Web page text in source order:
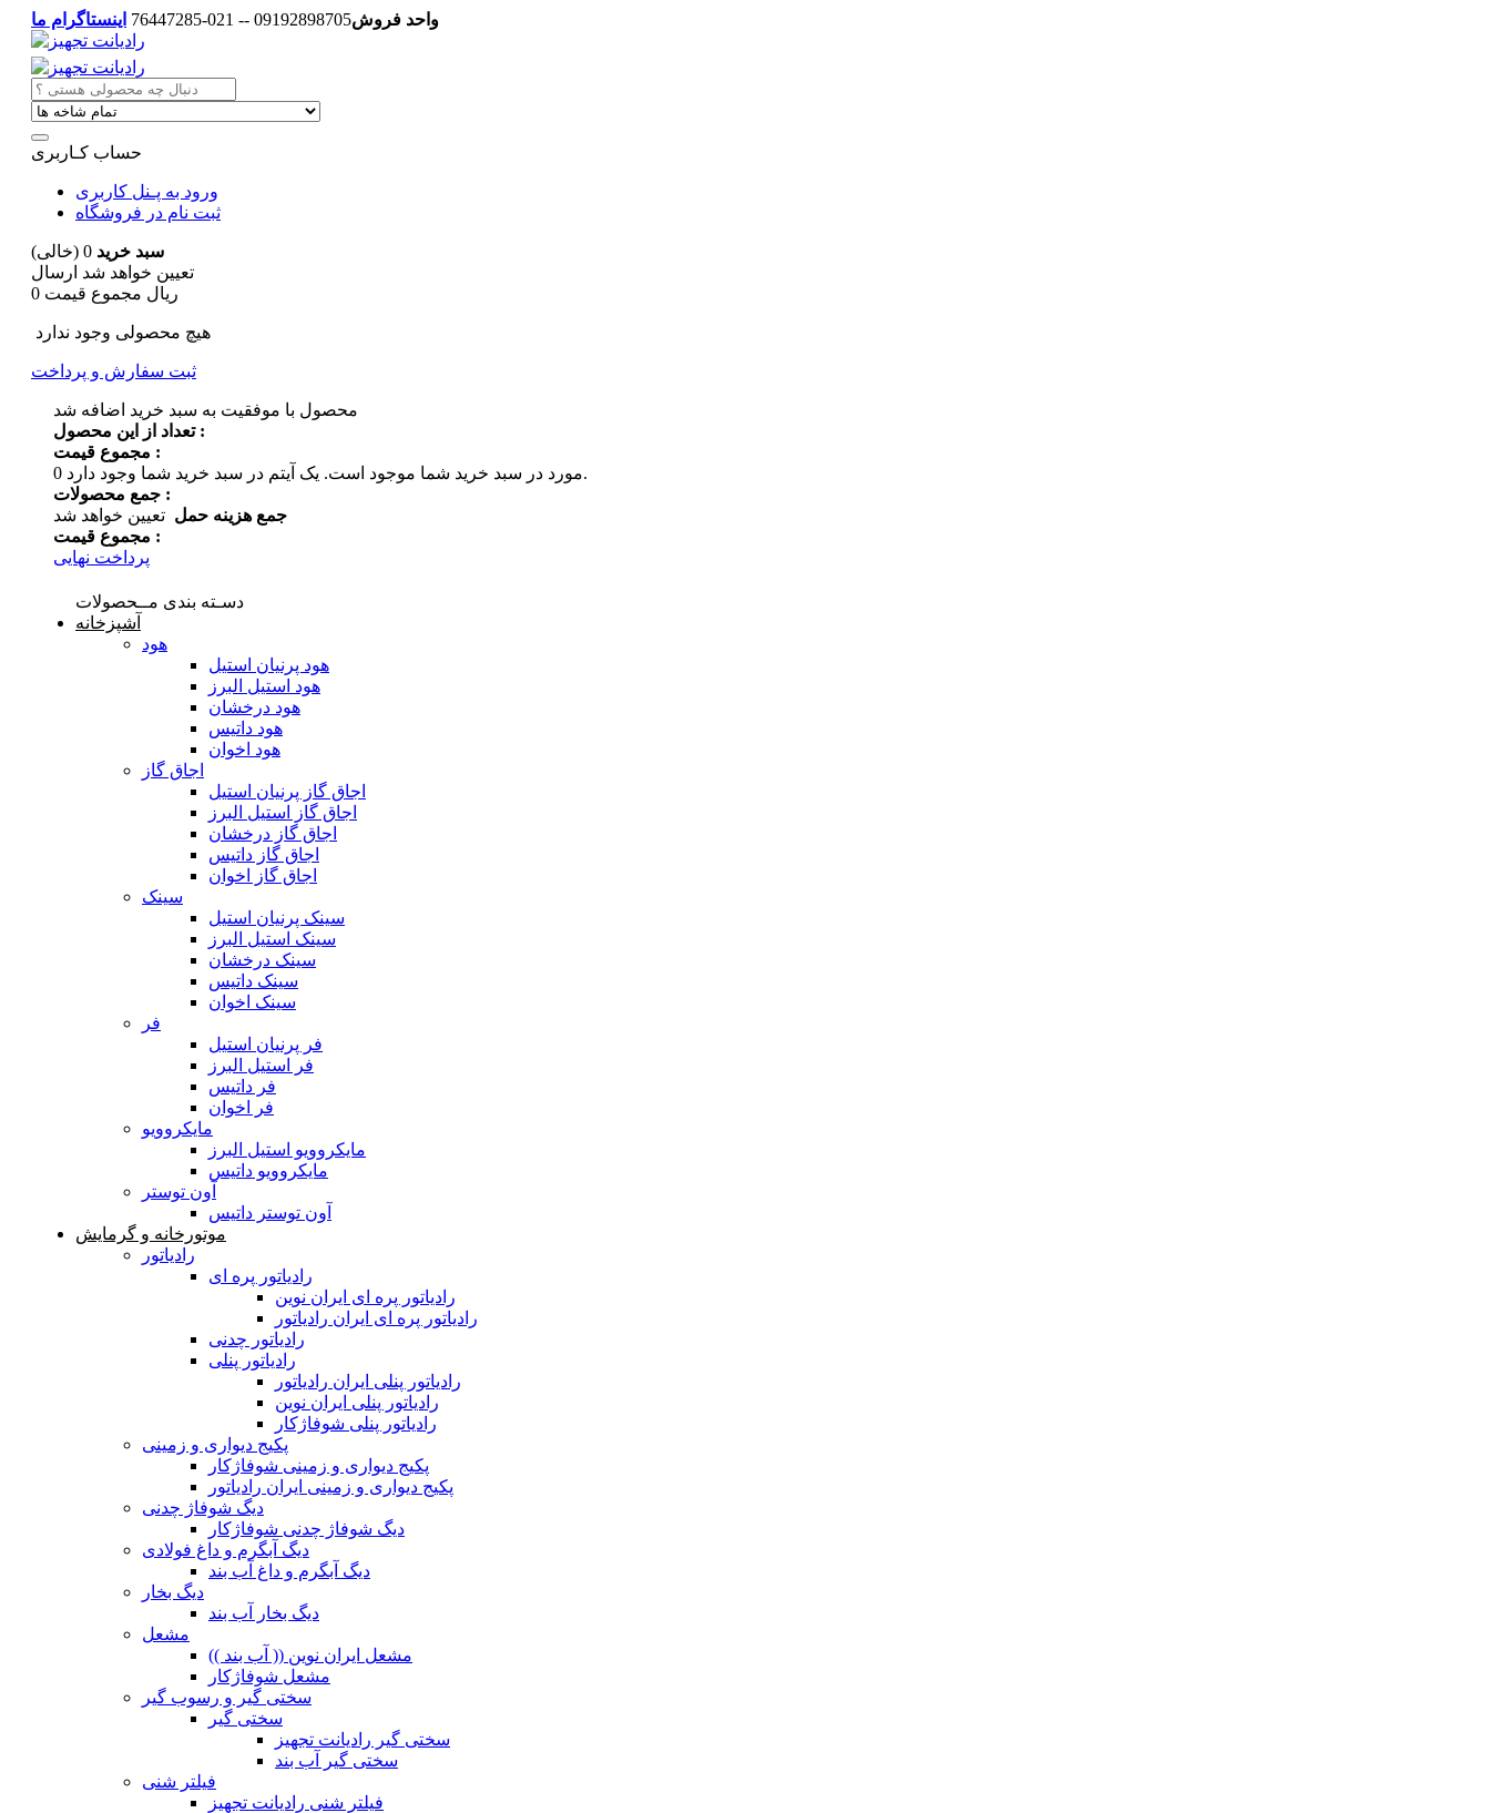
واحد فروش09192898705 -- 021-76447285 اینستاگرام ما
حساب کـاربری
ورود به پـنل کاربری
ثبت نام در فروشگاه
سبد خرید 0 (خالی)
تعیین خواهد شد ارسال
0 ریال مجموع قیمت
هیچ محصولی وجود ندارد
ثبت سفارش و پرداخت
محصول با موفقیت به سبد خرید اضافه شد
تعداد از این محصول :
مجموع قیمت :
0
مورد در سبد خرید شما موجود است.یک آیتم در سبد خرید شما وجود دارد.
جمع محصولات :
جمع هزینه حمل تعیین خواهد شد
مجموع قیمت :
پرداخت نهایی
دسـته بندی مــحصولات
آشپزخانه
هود
هود پرنیان استیل
هود استیل البرز
هود درخشان
هود داتیس
هود اخوان
اجاق گاز
اجاق گاز پرنیان استیل
اجاق گاز استیل البرز
اجاق گاز درخشان
اجاق گاز داتیس
اجاق گاز اخوان
سینک
سینک پرنیان استیل
سینک استیل البرز
سینک درخشان
سینک داتیس
سینک اخوان
فر
فر پرنیان استیل
فر استیل البرز
فر داتیس
فر اخوان
مایکروویو
مایکروویو استیل البرز
مایکروویو داتیس
آون توستر
آون توستر داتیس
موتورخانه و گرمایش
رادیاتور
رادیاتور پره ای
رادیاتور پره ای ایران نوین
رادیاتور پره ای ایران رادیاتور
رادیاتور چدنی
رادیاتور پنلی
رادیاتور پنلی ایران رادیاتور
رادیاتور پنلی ایران نوین
رادیاتور پنلی شوفاژکار
پکیج دیواری و زمینی
پکیج دیواری و زمینی شوفاژکار
پکیج دیواری و زمینی ایران رادیاتور
دیگ شوفاژ چدنی
دیگ شوفاژ چدنی شوفاژکار
دیگ آبگرم و داغ فولادی
دیگ آبگرم و داغ آب بند
دیگ بخار
دیگ بخار آب بند
مشعل
مشعل ایران نوین (( آب بند ))
مشعل شوفاژکار
سختی گیر و رسوب گیر
سختی گیر
سختی گیر رادیانت تجهیز
سختی گیر آب بند
فیلتر شنی
فیلتر شنی رادیانت تجهیز